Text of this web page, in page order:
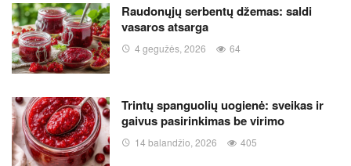
Raudonųjų serbentų džemas: saldi
vasaros atsarga
4 gegužės, 2026 64
Trintų spanguolių uogienė: sveikas ir
gaivus pasirinkimas be virimo
14 balandžio, 2026 405